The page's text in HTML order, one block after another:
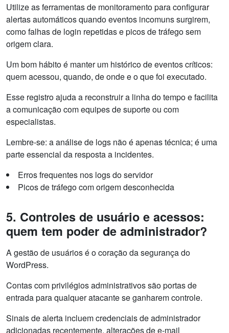
Utilize as ferramentas de monitoramento para configurar
alertas automáticos quando eventos incomuns surgirem,
como falhas de login repetidas e picos de tráfego sem
origem clara.
Um bom hábito é manter um histórico de eventos críticos:
quem acessou, quando, de onde e o que foi executado.
Esse registro ajuda a reconstruir a linha do tempo e facilita
a comunicação com equipes de suporte ou com
especialistas.
Lembre-se: a análise de logs não é apenas técnica; é uma
parte essencial da resposta a incidentes.
Erros frequentes nos logs do servidor
Picos de tráfego com origem desconhecida
5. Controles de usuário e acessos:
quem tem poder de administrador?
A gestão de usuários é o coração da segurança do
WordPress.
Contas com privilégios administrativos são portas de
entrada para qualquer atacante se ganharem controle.
Sinais de alerta incluem credenciais de administrador
adicionadas recentemente, alterações de e-mail